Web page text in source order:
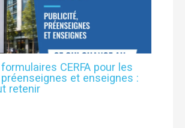
CERFA pour les
et enseignes :
retenir